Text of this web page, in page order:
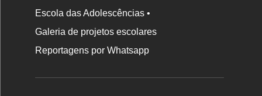
Escola das Adolescências •
Galeria de projetos escolares
Reportagens por Whatsapp